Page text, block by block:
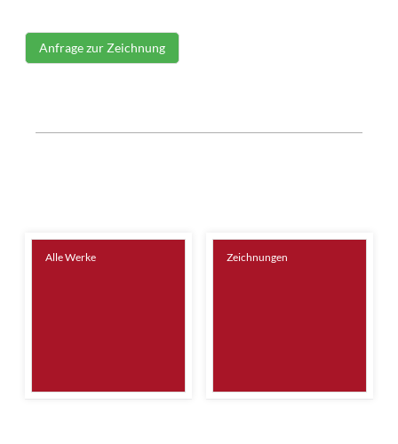
Anfrage zur Zeichnung
Alle Werke Zeichnungen